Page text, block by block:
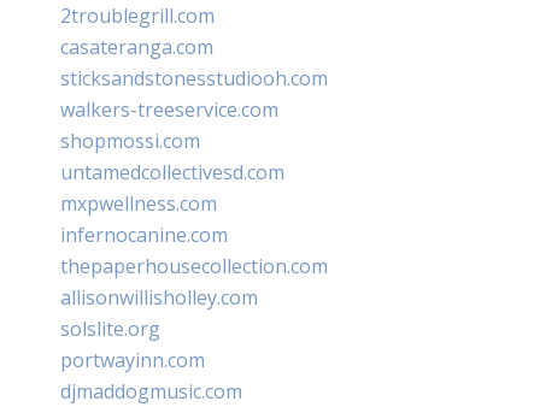
2troublegrill.com
casateranga.com
sticksandstonesstudiooh.com
walkers-treeservice.com
shopmossi.com
untamedcollectivesd.com
mxpwellness.com
infernocanine.com
thepaperhousecollection.com
allisonwillisholley.com
solslite.org
portwayinn.com
djmaddogmusic.com